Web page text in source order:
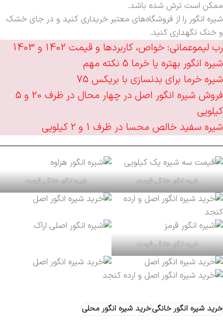
ممکن است ترش شده باشد.
شیره انگور را از فروشگاه‌های معتبر خریداری کنید و در جای خشک
و خنک نگهداری کنید.
رب لیموعمانی: خواص، کاربردها و قیمت 1402 و 1403
شیره انگور بهتره یا خرما 5 نکته مهم
شیره خرما برای بدنسازی با بریکس 75
فروش شیره انگور اصل در چهار محال در ظرف 20 و 5
کیلویی
شیره سفید خالص محسا در ظرف 1 و 2 کیلویی
شیره انگور خانگی قیمت شیره انگور خانگی قیمت
شیره انگور خانگی قیمت
خرید شیره انگور خانگیخرید شیره انگور محلی